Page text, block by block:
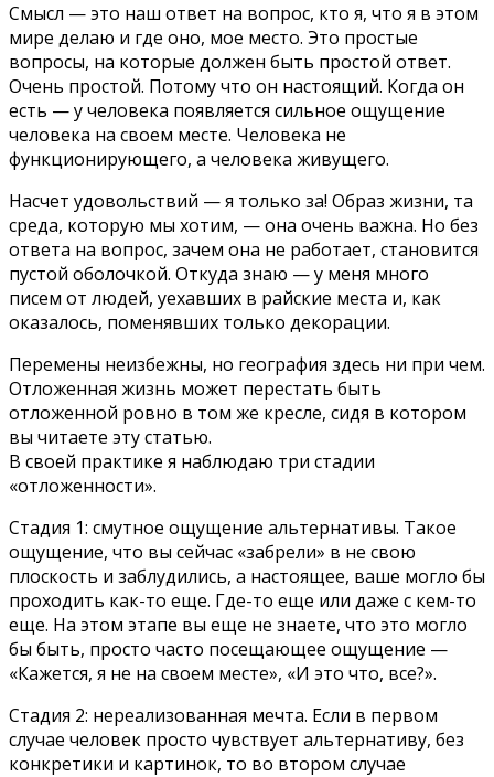
Смысл — это наш ответ на вопрос, кто я, что я в этом
мире делаю и где оно, мое место. Это простые
вопросы, на которые должен быть простой ответ.
Очень простой. Потому что он настоящий. Когда он
есть — у человека появляется сильное ощущение
человека на своем месте. Человека не
функционирующего, а человека живущего.
Насчет удовольствий — я только за! Образ жизни, та
среда, которую мы хотим, — она очень важна. Но без
ответа на вопрос, зачем она не работает, становится
пустой оболочкой. Откуда знаю — у меня много
писем от людей, уехавших в райские места и, как
оказалось, поменявших только декорации.
Перемены неизбежны, но география здесь ни при чем.
Отложенная жизнь может перестать быть
отложенной ровно в том же кресле, сидя в котором
вы читаете эту статью.
В своей практике я наблюдаю три стадии
«отложенности».
Стадия 1: смутное ощущение альтернативы. Такое
ощущение, что вы сейчас «забрели» в не свою
плоскость и заблудились, а настоящее, ваше могло бы
проходить как-то еще. Где-то еще или даже с кем-то
еще. На этом этапе вы еще не знаете, что это могло
бы быть, просто часто посещающее ощущение —
«Кажется, я не на своем месте», «И это что, все?».
Стадия 2: нереализованная мечта. Если в первом
случае человек просто чувствует альтернативу, без
конкретики и картинок, то во втором случае